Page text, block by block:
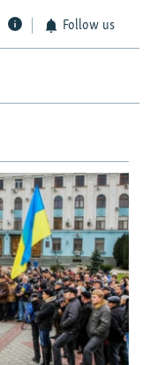
Follow us